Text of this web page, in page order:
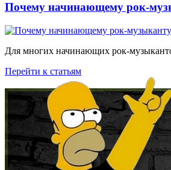
Почему начинающему рок-
Для многих начинающих рок-
Перейти к статьям